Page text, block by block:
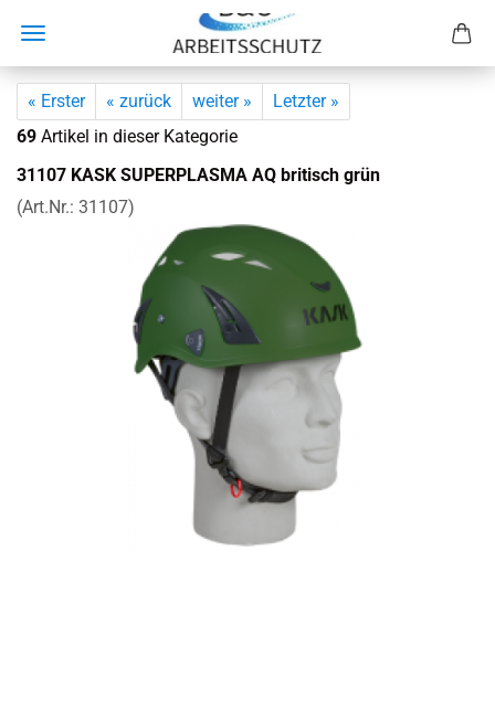
« Erster « zurück weiter »
Letzter »
69 Artikel in dieser Kategorie
31107 KASK SU­PER­PLAS­MA AQ bri­tisch grün
(Art.Nr.: 31107)